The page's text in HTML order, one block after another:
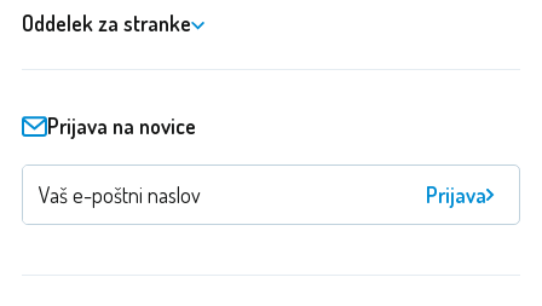
Oddelek za stranke
Prijava na novice
Prijava